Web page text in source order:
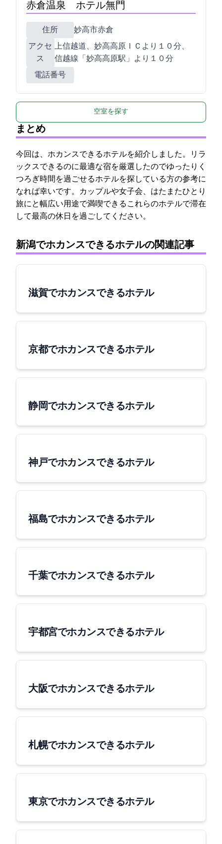
赤倉温泉 ホテル無門
住所
妙高市赤倉93-4
アクセ
ス
上信越道、妙高高原ＩＣより１０分、
信越線「妙高高原駅」より１０分
電話番号
空室を探す
まとめ
今回は、ホカンスできるホテルを紹介しました。リラ
ックスできるのに最適な宿を厳選したのでゆったりく
つろぎ時間を過ごせるホテルを探している方の参考に
なれば幸いです。カップルや女子会、はたまたひとり
旅にと幅広い用途で満喫できるこれらのホテルで滞在
して最高の休日を過ごしてください。
新潟でホカンスできるホテルの関連記事
滋賀でホカンスできるホテル
京都でホカンスできるホテル
静岡でホカンスできるホテル
神戸でホカンスできるホテル
福島でホカンスできるホテル
千葉でホカンスできるホテル
宇都宮でホカンスできるホテル
大阪でホカンスできるホテル
札幌でホカンスできるホテル
東京でホカンスできるホテル